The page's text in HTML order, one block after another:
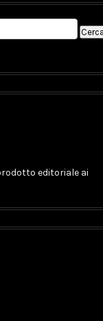
editoriale ai